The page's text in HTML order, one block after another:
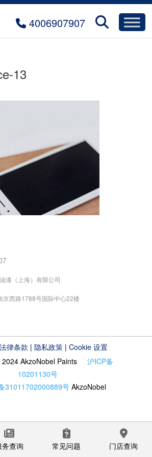
4006907907
13
漆（上海）有限公司
京西路1788号国际中心22楼
法律条款 |隐私政策 |Cookie 设置
2024 AkzoNobel Paints沪ICP备
10201130号
31011702000889号 AkzoNobel
务查询 常见问题 门店查询